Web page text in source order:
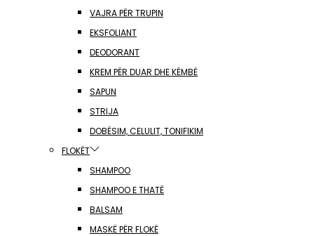
VAJRA PËR TRUPIN
EKSFOLIANT
DEODORANT
KREM PËR DUAR DHE KËMBË
SAPUN
STRIJA
DOBËSIM, CELULIT, TONIFIKIM
FLOKËT
SHAMPOO
SHAMPOO E THATË
BALSAM
MASKË PËR FLOKË